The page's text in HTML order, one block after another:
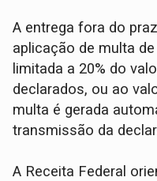
A entrega fora do
aplicação de multa
limitada a 20% do
declarados, ou ao
multa é gerada
transmissão da
A Receita Federal